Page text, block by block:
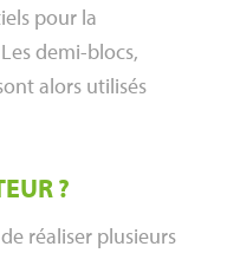
pour la
demi-blocs,
alors utilisés
?
réaliser plusieurs